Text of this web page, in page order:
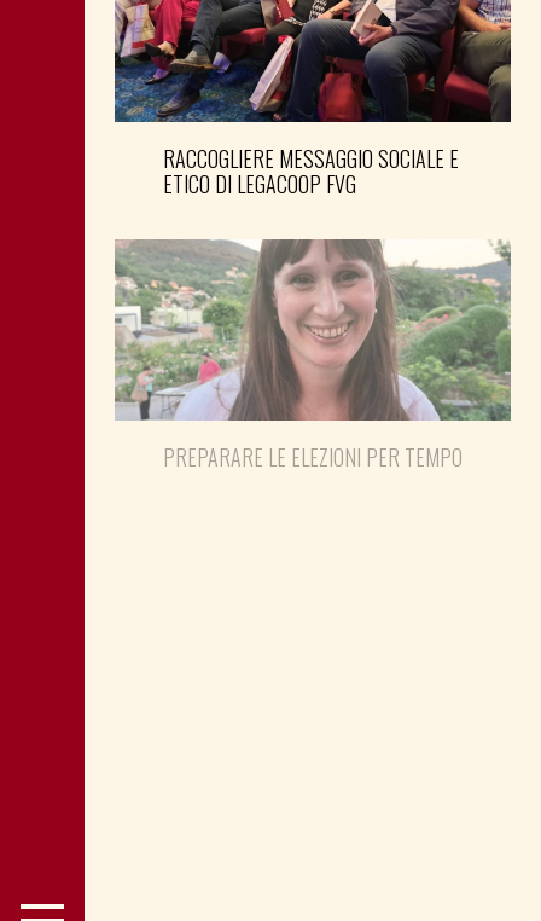
RACCOGLIERE MESSAGGIO SOCIALE E
ETICO DI LEGACOOP FVG
PREPARARE LE ELEZIONI PER TEMPO